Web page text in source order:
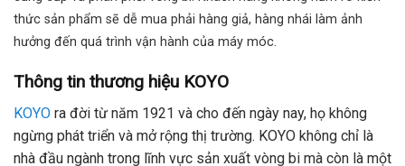
thức sản phẩm sẽ dễ mua phải hàng giả, hàng nhái làm ảnh
hưởng đến quá trình vận hành của máy móc.
Thông tin thương hiệu KOYO
KOYO ra đời từ năm 1921 và cho đến ngày nay, họ không
ngừng phát triển và mở rộng thị trường. KOYO không chỉ là
nhà đầu ngành trong lĩnh vực sản xuất vòng bi mà còn là một